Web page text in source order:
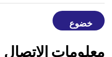
معلومات الاتصال